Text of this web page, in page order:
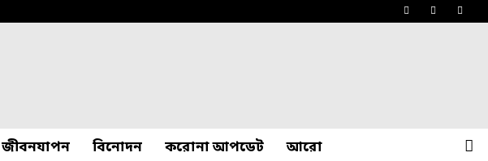
জীবনযাপন বিনোদন করোনা আপডেট আরো